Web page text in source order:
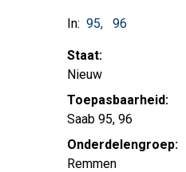
In: 95 96
Staat:
Nieuw
Toepasbaarheid:
Saab 95, 96
Onderdelengroep:
Remmen